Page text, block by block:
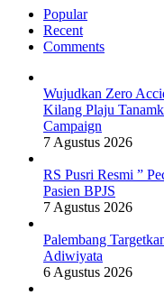
Popular
Recent
Comments
Wujudkan Zero
Kilang Plaju
Campaign
7 Agustus 2026
RS Pusri Resmi ”
Pasien BPJS
7 Agustus 2026
Palembang
Adiwiyata
6 Agustus 2026